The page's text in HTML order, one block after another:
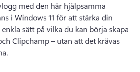
med den här hjälpsamma
i Windows 11 för att stärka din
sätt på vilka du kan börja skapa
Clipchamp – utan att det krävas